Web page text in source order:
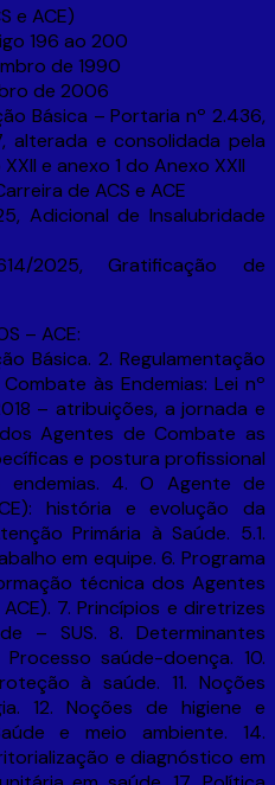
e ACE)
196 ao 200
de 1990
de 2006
Básica – Portaria nº 2.436,
alterada e consolidada pela
e anexo 1 do Anexo XXII
de ACS e ACE
Adicional de Insalubridade
2025, Gratificação de
– ACE:
Básica. 2. Regulamentação
às Endemias: Lei nº
– atribuições, a jornada e
Agentes de Combate as
e postura profissional
4. O Agente de
história e evolução da
Primária à Saúde. 5.1.
em equipe. 6. Programa
técnica dos Agentes
7. Princípios e diretrizes
– SUS. 8. Determinantes
saúde-doença. 10.
à saúde. 11. Noções
12. Noções de higiene e
e meio ambiente. 14.
e diagnóstico em